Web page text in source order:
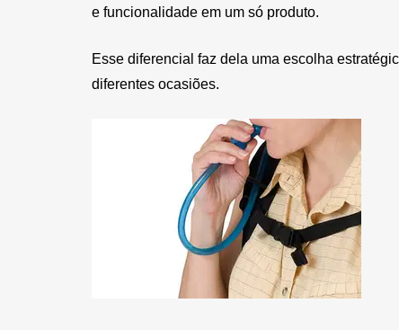
Bola Plástica Personalizada
Bolacha de Chopp
Personalizada
Bolacha Personalizada
Bolas de EVA Personalizadas
Bolas de Vinil Personalizadas
Bolas Personalizadas
Bolha de Sabão Personalizada
Bolinha Beach Tennis
e funcionalidade em um só produto.
Esse diferencial faz dela uma escolha
diferentes ocasiões.